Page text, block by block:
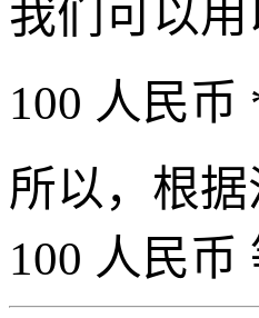
我们可以
100 人民币
所以，根
100 人民币